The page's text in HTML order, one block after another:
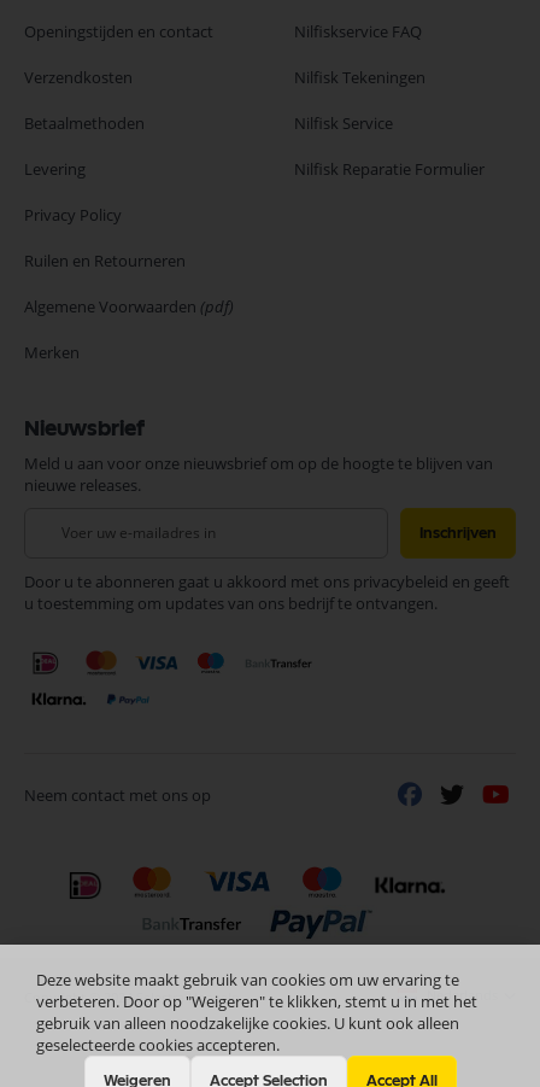
Openingstijden en contact
Verzendkosten
Betaalmethoden
Levering
Privacy Policy
Ruilen en Retourneren
Algemene Voorwaarden (pdf)
Merken
Nilfiskservice FAQ
Nilfisk Tekeningen
Nilfisk Service
Nilfisk Reparatie Formulier
Nieuwsbrief
Meld u aan voor onze nieuwsbrief om op de hoogte te blijven van
nieuwe releases.
onze
nieuwsbrief
Inschrijven
Door u te abonneren gaat u akkoord met ons privacybeleid en geeft
u toestemming om updates van ons bedrijf te ontvangen.
Neem contact met ons op
Deze website maakt gebruik van cookies om uw ervaring te
verbeteren. Door op "Weigeren" te klikken, stemt u in met het
gebruik van alleen noodzakelijke cookies. U kunt ook alleen
geselecteerde cookies accepteren.
Weigeren Accept Selection Accept All
Copyright © 2024 Selectra Hengelo Nederlands